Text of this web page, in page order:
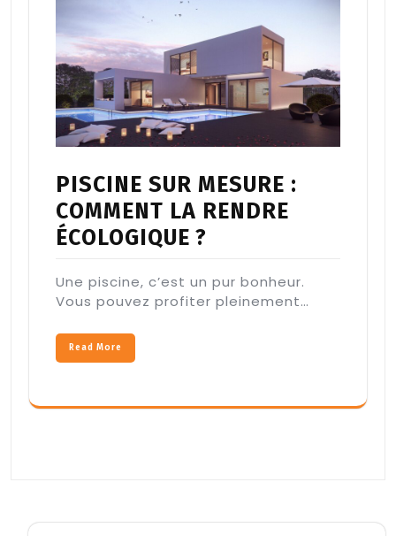
PISCINE SUR MESURE :
COMMENT LA RENDRE
ÉCOLOGIQUE ?
Une piscine, c’est un pur bonheur.
Vous pouvez profiter pleinement…
Read More